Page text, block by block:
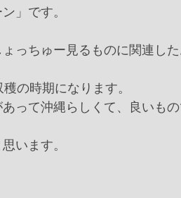
」です。
っちゅー見るものに関連し
の時期になります。
って沖縄らしくて、良いも
います。